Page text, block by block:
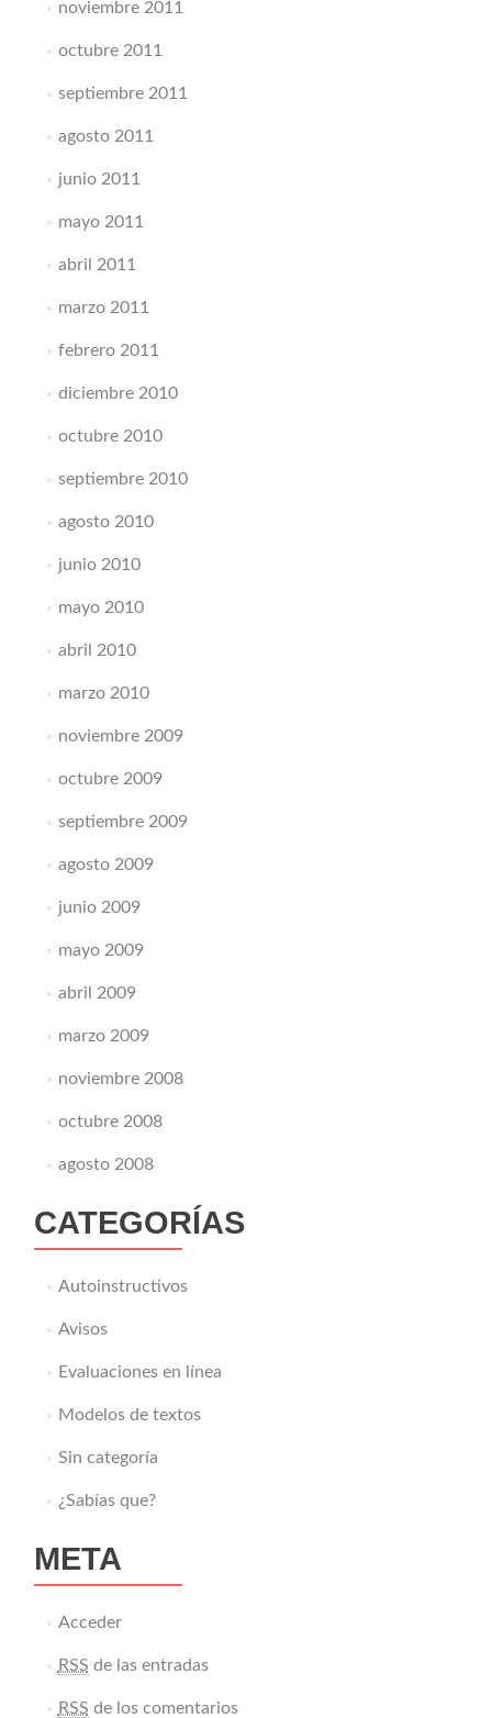
noviembre 2011
octubre 2011
septiembre 2011
agosto 2011
junio 2011
mayo 2011
abril 2011
marzo 2011
febrero 2011
diciembre 2010
octubre 2010
septiembre 2010
agosto 2010
junio 2010
mayo 2010
abril 2010
marzo 2010
noviembre 2009
octubre 2009
septiembre 2009
agosto 2009
junio 2009
mayo 2009
abril 2009
marzo 2009
noviembre 2008
octubre 2008
agosto 2008
CATEGORÍAS
Autoinstructivos
Avisos
Evaluaciones en línea
Modelos de textos
Sin categoría
¿Sabías que?
META
Acceder
RSS de las entradas
RSS de los comentarios